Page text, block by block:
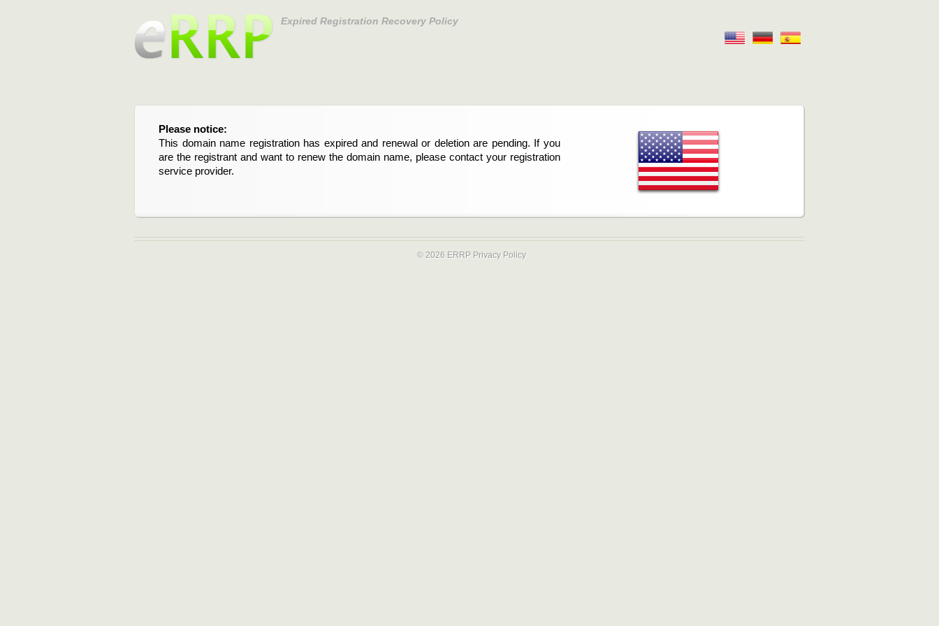
Expired Registration Recovery Policy
Please notice:
This domain name registration has expired and renewal or deletion are pending. If you
are the registrant and want to renew the domain name, please contact your registration
service provider.
Bitte beachten Sie:
Diese Domainregistrierung ist abgelaufen und die Verlängerung oder Löschung der
Domain stehen an. Wenn Sie der Registrant sind und die Domainregistrierung
verlängern möchten, kontaktieren Sie bitte Ihren Service-Provider.
© 2026 ERRP Privacy Policy